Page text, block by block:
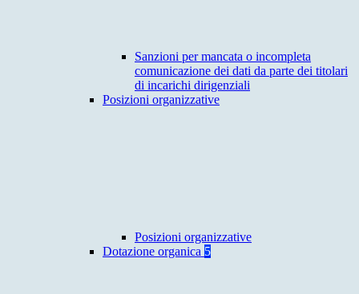
Sanzioni per mancata o incompleta
comunicazione dei dati da parte dei titolari
di incarichi dirigenziali
Posizioni organizzative
Posizioni organizzative
Dotazione organica 5